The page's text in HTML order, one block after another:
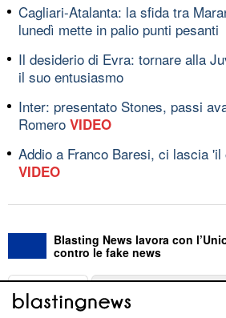
Cagliari-Atalanta: la sfida tra
lunedì mette in palio punti pesanti
Il desiderio di Evra: tornare alla
il suo entusiasmo
Inter: presentato Stones, passi
Romero VIDEO
Addio a Franco Baresi, ci lascia
VIDEO
Blasting News lavora con
contro le fake news
ABOUT